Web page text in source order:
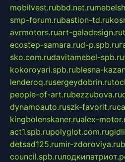
mobilvest.rubbd.net.ru
smp-forum.rubastion-td.ru
avrmotors.ruart-galadesign.ru
ecostep-samara.rud-p.spb.ru
sko.com.rudavitamebel-spb.ru
kokoroyari.spb.rublesna-
lenderoq.rusergeydobrin.ru
people-of-art.rubezzubova.ru
dynamoauto.ruszk-favorit.ru
kingbolenskaner.rualex-
act1.spb.rupolyglot.com.ru
detsad125.rumir-zdoroviya.ru
council.spb.ru